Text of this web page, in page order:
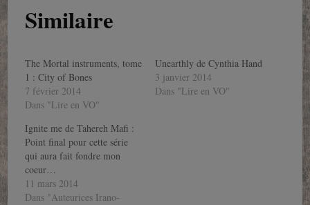
Similaire
The Mortal instruments, tome
1 : City of Bones
7 février 2014
Dans "Lire en VO"
Unearthly de Cynthia Hand
3 janvier 2014
Dans "Lire en VO"
Ignite me de Tahereh Mafi :
Point final pour cette série
qui aura fait fondre mon
coeur…
11 mars 2014
Dans "Auteurices Irano-